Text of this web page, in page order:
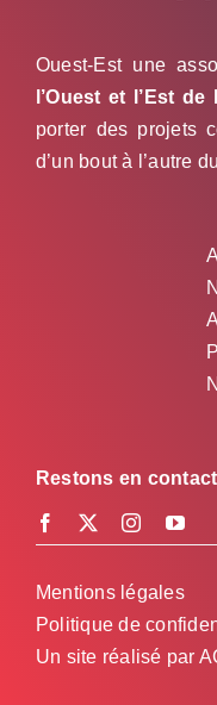
Ouest-Est une
l’Ouest et l’Est de
porter des projets
d’un bout à l’autre
Restons en contact
Mentions légales
Politique de
Un site réalisé par